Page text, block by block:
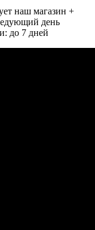
наш магазин +
день
до 7 дней